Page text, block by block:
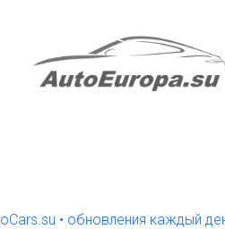
• обновления каждый день